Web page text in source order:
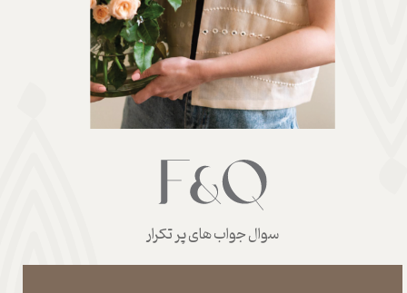
سوال جواب های پر تکرار